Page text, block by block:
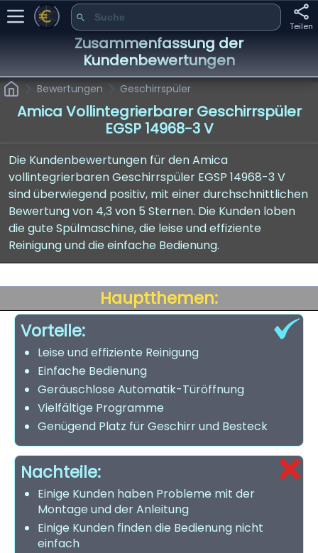
Teilen
Zusammenfassung der
Kundenbewertungen
Bewertungen Geschirrspüler
Amica Vollintegrierbarer Geschirrspüler
EGSP 14968-3 V
Die Kundenbewertungen für den Amica
vollintegrierbaren Geschirrspüler EGSP 14968-3 V
sind überwiegend positiv, mit einer durchschnittlichen
Bewertung von 4,3 von 5 Sternen. Die Kunden loben
die gute Spülmaschine, die leise und effiziente
Reinigung und die einfache Bedienung.
Hauptthemen:
Vorteile:
Leise und effiziente Reinigung
Einfache Bedienung
Geräuschlose Automatik-Türöffnung
Vielfältige Programme
Genügend Platz für Geschirr und Besteck
Nachteile:
Einige Kunden haben Probleme mit der
Montage und der Anleitung
Einige Kunden finden die Bedienung nicht
einfach